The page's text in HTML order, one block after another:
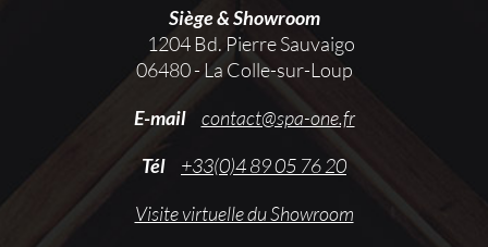
Siège & Showroom
1204 Bd. Pierre Sauvaigo
06480 - La Colle-sur-Loup
E-mail
contact@spa-one.fr
Tél
+33(0)4 89 05 76 20
Visite virtuelle du Showroom